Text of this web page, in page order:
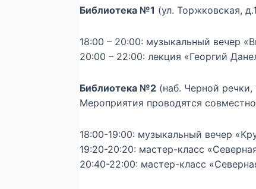
Библиотека №1 (ул. Торжковская,
18:00 – 20:00: музыкальный вечер
20:00 – 22:00: лекция «Георгий
Библиотека №2 (наб. Черной речки,
Мероприятия проводятся
18:00-19:00: музыкальный вечер
19:20-20:20: мастер-класс
20:40-22:00: мастер-класс